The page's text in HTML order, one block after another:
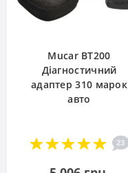
Mucar BT200
Діагностичний
адаптер 310 марок
авто
23